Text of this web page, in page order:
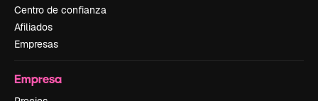
Centro de confianza
Afiliados
Empresas
Empresa